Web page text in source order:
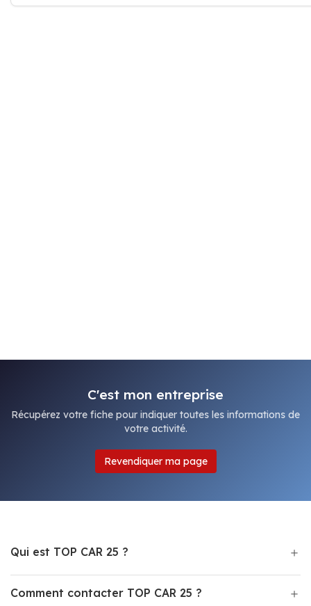
C'est mon entreprise
Récupérez votre fiche pour indiquer toutes les informations de
votre activité.
Revendiquer ma page
Qui est TOP CAR 25 ?
Comment contacter TOP CAR 25 ?